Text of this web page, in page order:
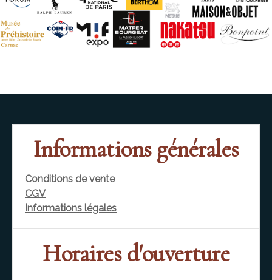
Informations générales
Conditions de vente
CGV
Informations légales
Horaires d'ouverture